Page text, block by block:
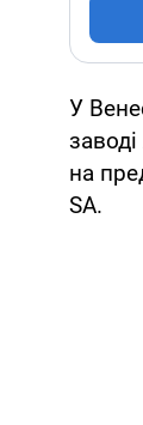
У
на
SA.